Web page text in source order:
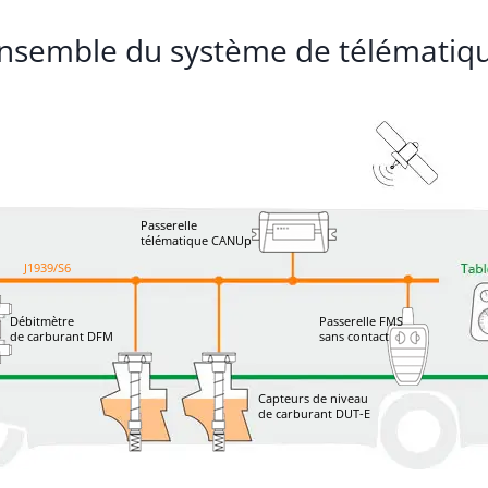
du système de
Passerelle
télématique CANUp
J1939/S6
Débitmètre
de carburant DFM
Capteurs de niveau
de carburant DUT-E
Passerelle FMS
sans contact